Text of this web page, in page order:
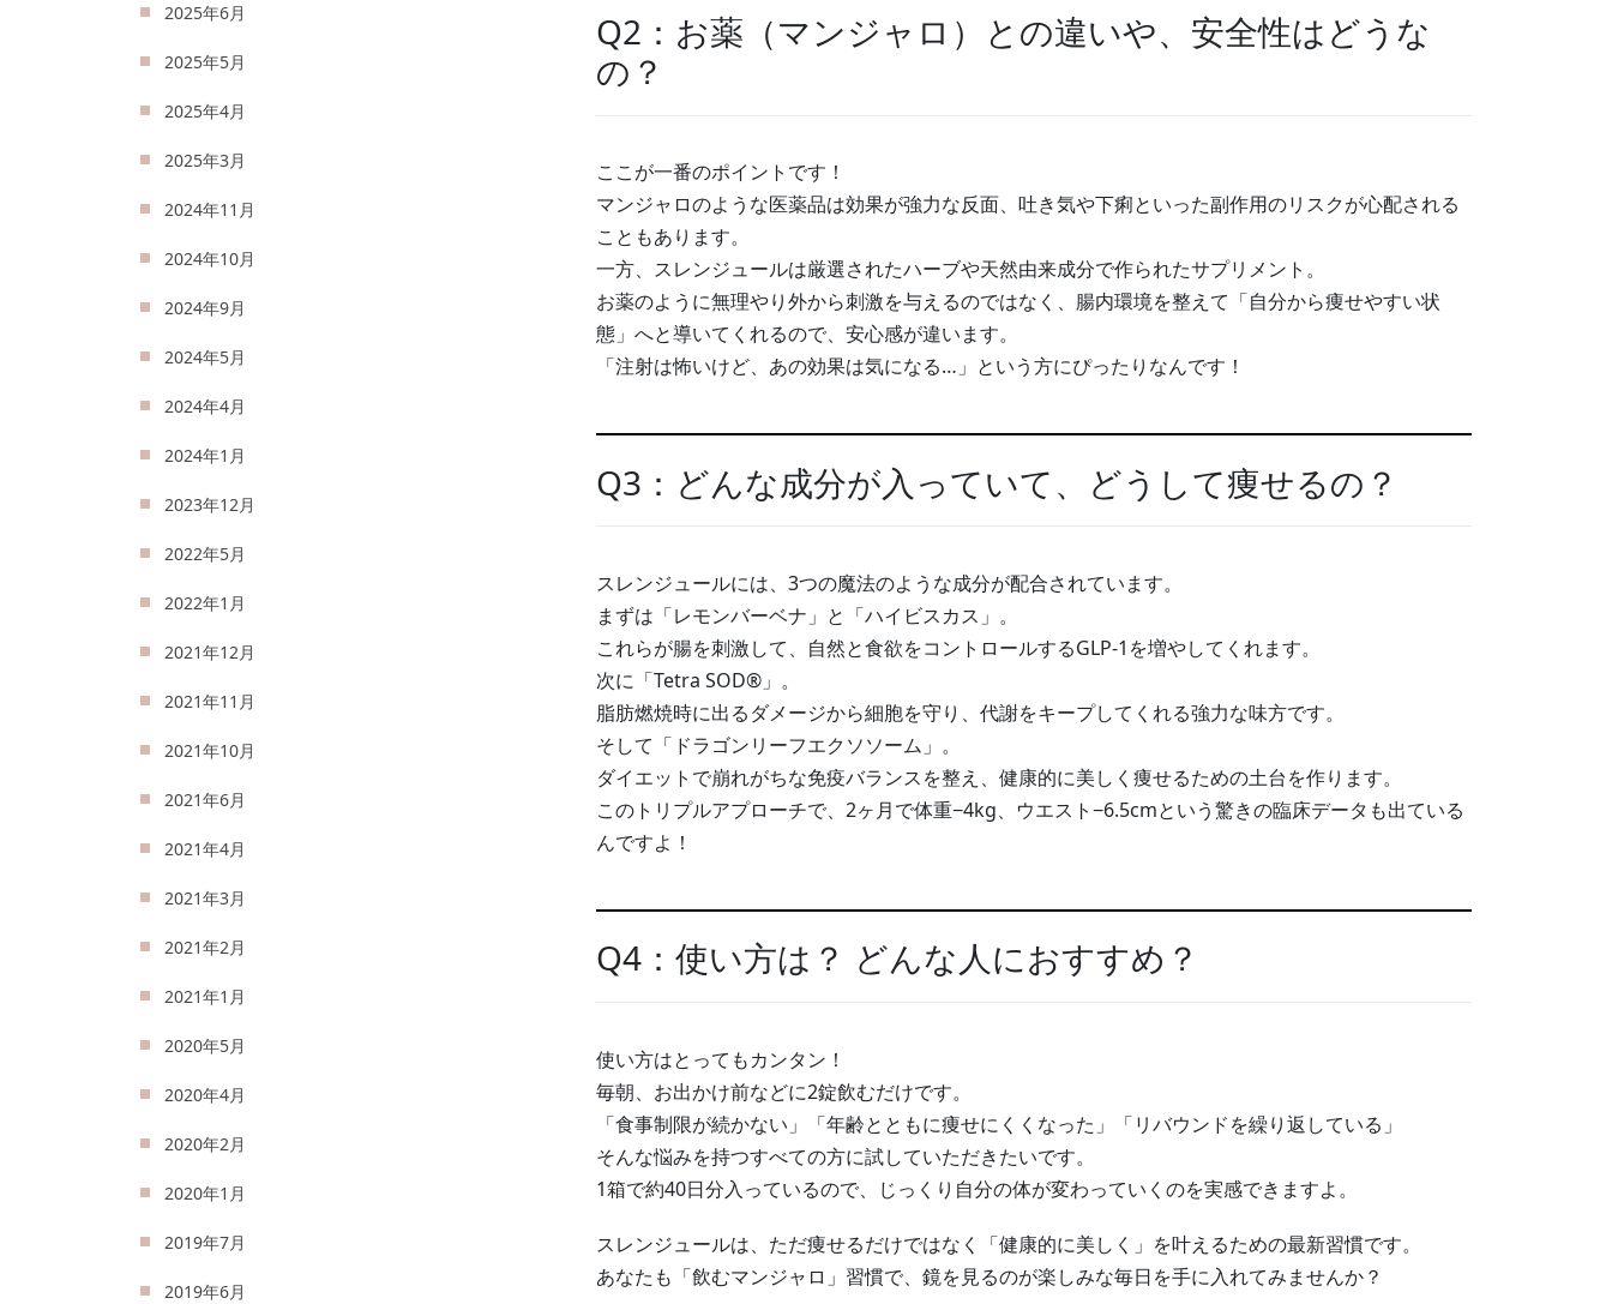
Q2：お薬（マンジャロ）との違いや、安全性はどうな
の？
ここが一番のポイントです！
マンジャロのような医薬品は効果が強力な反面、吐き気や下痢といった副作用のリスクが心配される
こともあります。
一方、スレンジュールは厳選されたハーブや天然由来成分で作られたサプリメント。
お薬のように無理やり外から刺激を与えるのではなく、腸内環境を整えて「自分から痩せやすい状
態」へと導いてくれるので、安心感が違います。
「注射は怖いけど、あの効果は気になる…」という方にぴったりなんです！
Q3：どんな成分が入っていて、どうして痩せるの？
スレンジュールには、3つの魔法のような成分が配合されています。
まずは「レモンバーベナ」と「ハイビスカス」。
これらが腸を刺激して、自然と食欲をコントロールするGLP-1を増やしてくれます。
次に「Tetra SOD®」。
脂肪燃焼時に出るダメージから細胞を守り、代謝をキープしてくれる強力な味方です。
そして「ドラゴンリーフエクソソーム」。
ダイエットで崩れがちな免疫バランスを整え、健康的に美しく痩せるための土台を作ります。
このトリプルアプローチで、2ヶ月で体重−4kg、ウエスト−6.5cmという驚きの臨床データも出ている
んですよ！
Q4：使い方は？ どんな人におすすめ？
使い方はとってもカンタン！
毎朝、お出かけ前などに2錠飲むだけです。
「食事制限が続かない」「年齢とともに痩せにくくなった」「リバウンドを繰り返している」
そんな悩みを持つすべての方に試していただきたいです。
1箱で約40日分入っているので、じっくり自分の体が変わっていくのを実感できますよ。
スレンジュールは、ただ痩せるだけではなく「健康的に美しく」を叶えるための最新習慣です。
あなたも「飲むマンジャロ」習慣で、鏡を見るのが楽しみな毎日を手に入れてみませんか？
2025年6月
2025年5月
2025年4月
2025年3月
2024年11月
2024年10月
2024年9月
2024年5月
2024年4月
2024年1月
2023年12月
2022年5月
2022年1月
2021年12月
2021年11月
2021年10月
2021年6月
2021年4月
2021年3月
2021年2月
2021年1月
2020年5月
2020年4月
2020年2月
2020年1月
2019年7月
2019年6月